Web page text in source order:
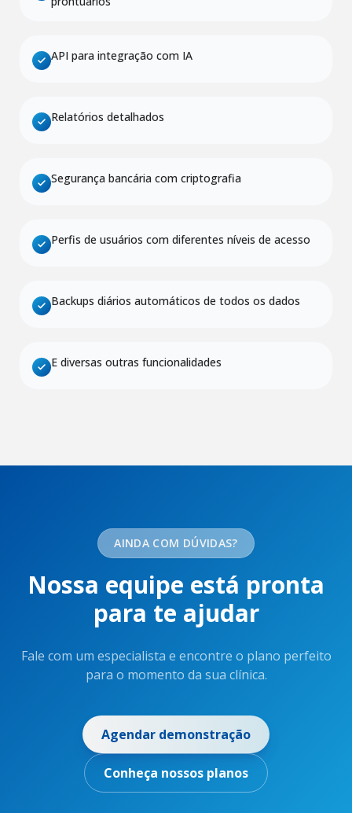
API para integração com IA
Relatórios detalhados
Segurança bancária com criptografia
Perfis de usuários com diferentes níveis de acesso
Backups diários automáticos de todos os dados
E diversas outras funcionalidades
AINDA COM DÚVIDAS?
Nossa equipe está pronta
para te ajudar
Fale com um especialista e encontre o plano perfeito
para o momento da sua clínica.
Agendar demonstração
Conheça nossos planos